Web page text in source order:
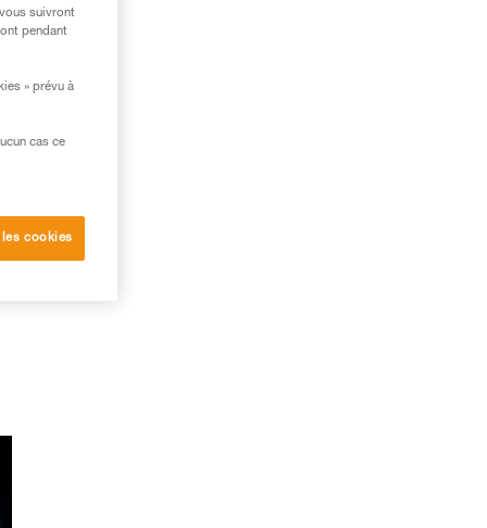
suivront
pendant
» prévu à
cas ce
cookies